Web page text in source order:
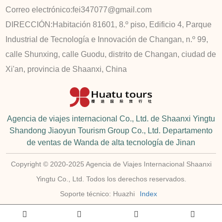
Correo electrónico:fei347077@gmail.com
DIRECCIÓN: Habitación 81601, 8.º piso, Edificio 4, Parque
Industrial de Tecnología e Innovación de Changan, n.º 99,
calle Shunxing, calle Guodu, distrito de Changan, ciudad de
Xi'an, provincia de Shaanxi, China
Agencia de viajes internacional Co., Ltd. de Shaanxi Yingtu
Shandong Jiaoyun Tourism Group Co., Ltd. Departamento
de ventas de Wanda de alta tecnología de Jinan
Copyright © 2020-2025 Agencia de Viajes Internacional Shaanxi
Yingtu Co., Ltd. Todos los derechos reservados.
Soporte técnico: Huazhi
Index